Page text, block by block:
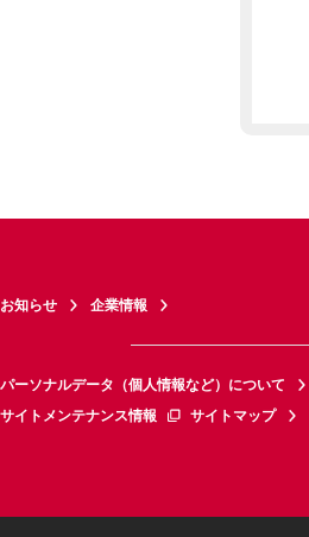
お知らせ 企業情報
パーソナルデータ（個人情報など）について
サイトメンテナンス情報
サイトマップ